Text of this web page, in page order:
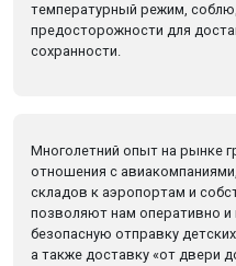
температурный режим,
предосторожности для
сохранности.
Многолетний опыт на рынке
отношения с
складов к аэропортам и
позволяют нам оперативно и
безопасную отправку
а также доставку «от двери